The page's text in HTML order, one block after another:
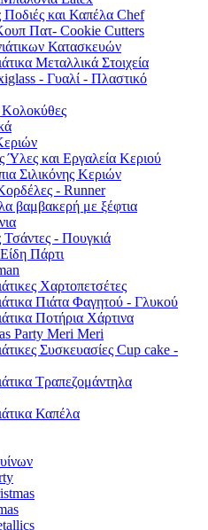
Ποδιές και Καπέλα Chef
Πατ- Cookie Cutters
Κατασκευών
Μεταλλικά Στοιχεία
- Γυαλί - Πλαστικό
Κολοκύθες
Ύλες και Εργαλεία Κεριού
Σιλικόνης Κεριών
- Runner
βαμβακερή με ξέφτια
Τσάντες - Πουγκιά
Πάρτι
Χαρτοπετσέτες
Πιάτα Φαγητού - Γλυκού
Ποτήρια Χάρτινα
Party Meri Meri
Συσκευασίες Cup cake -
Τραπεζομάντηλα
Καπέλα